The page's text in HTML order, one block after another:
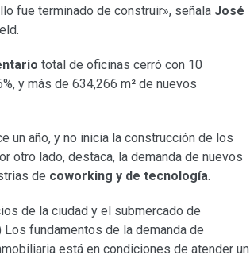
fue terminado de construir», señala José
total de oficinas cerró con 10
y más de 634,266 m² de nuevos
un año, y no inicia la construcción de los
otro lado, destaca, la demanda de nuevos
de coworking y de tecnología.
de la ciudad y el submercado de
fundamentos de la demanda de
está en condiciones de atender un